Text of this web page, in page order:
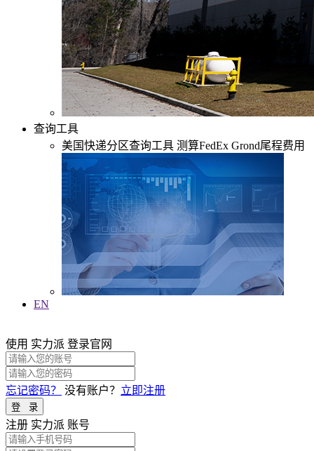
查询工具
美国快递分区查询工具 测算FedEx Grond尾程费用
EN
使用 实力派 登录官网
忘记密码？ 没有账户？ 立即注册
注册 实力派 账号